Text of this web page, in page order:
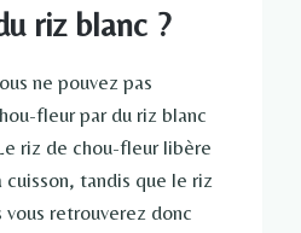
riz blanc ?
ne pouvez pas
fleur par du riz blanc
riz de chou-fleur libère
tandis que le riz
vous retrouverez donc